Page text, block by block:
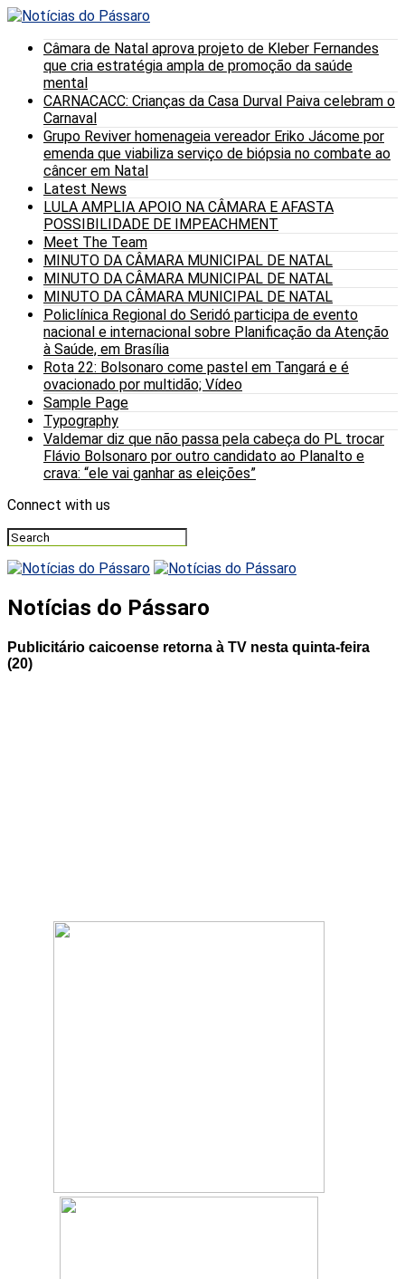
Câmara de Natal aprova projeto de Kleber Fernandes
que cria estratégia ampla de promoção da saúde
mental
CARNACACC: Crianças da Casa Durval Paiva celebram o
Carnaval
Grupo Reviver homenageia vereador Eriko Jácome por
emenda que viabiliza serviço de biópsia no combate ao
câncer em Natal
Latest News
LULA AMPLIA APOIO NA CÂMARA E AFASTA
POSSIBILIDADE DE IMPEACHMENT
Meet The Team
MINUTO DA CÂMARA MUNICIPAL DE NATAL
MINUTO DA CÂMARA MUNICIPAL DE NATAL
MINUTO DA CÂMARA MUNICIPAL DE NATAL
Policlínica Regional do Seridó participa de evento
nacional e internacional sobre Planificação da Atenção
à Saúde, em Brasília
Rota 22: Bolsonaro come pastel em Tangará e é
ovacionado por multidão; Vídeo
Sample Page
Typography
Valdemar diz que não passa pela cabeça do PL trocar
Flávio Bolsonaro por outro candidato ao Planalto e
crava: “ele vai ganhar as eleições”
Connect with us
Notícias do Pássaro
Publicitário caicoense retorna à TV nesta quinta-feira
(20)